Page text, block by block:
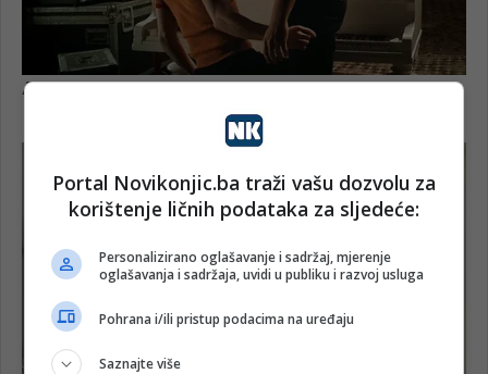
Portal Novikonjic.ba traži vašu dozvolu za
korištenje ličnih podataka za sljedeće:
Personalizirano oglašavanje i sadržaj, mjerenje
oglašavanja i sadržaja, uvidi u publiku i razvoj usluga
Pohrana i/ili pristup podacima na uređaju
Saznajte više